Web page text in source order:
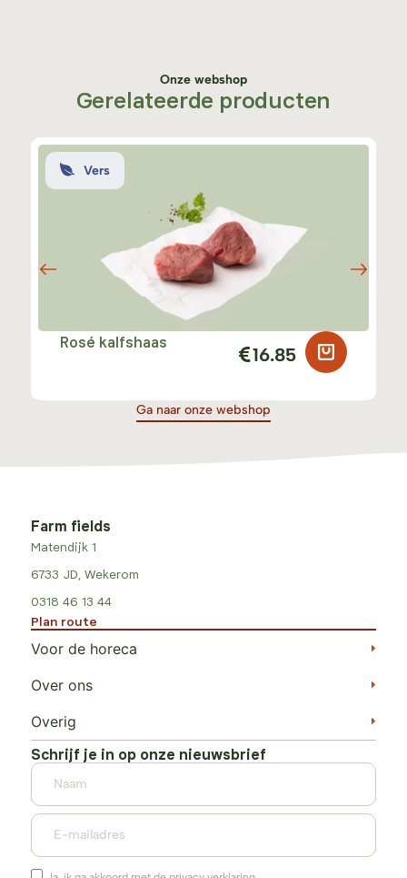
Onze webshop
Gerelateerde producten
Vers
Rosé kalfshaas
16.85
Ga naar onze webshop
Farm fields
Matendijk 1
6733 JD, Wekerom
0318 46 13 44
Plan route
Voor de horeca
Over ons
Overig
Schrijf je in op onze nieuwsbrief